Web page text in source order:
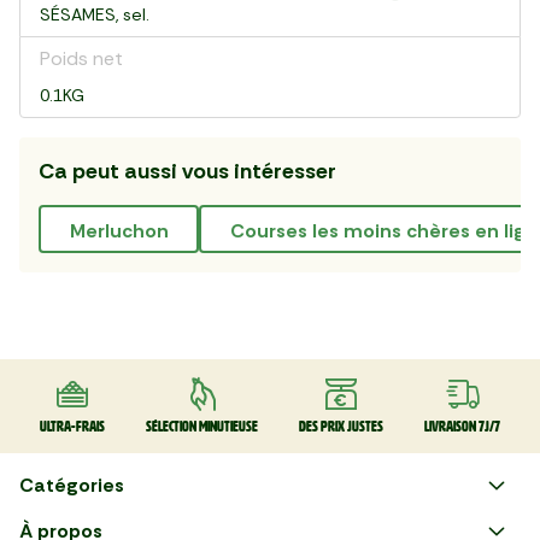
SÉSAMES, sel.
Poids net
0.1KG
Ca peut aussi vous intéresser
merluchon courses les moins chères en
Ultra-frais Sélection minutieuse Des prix justes Livraison 7J/7
Catégories
Faire ses courses en ligne
À propos